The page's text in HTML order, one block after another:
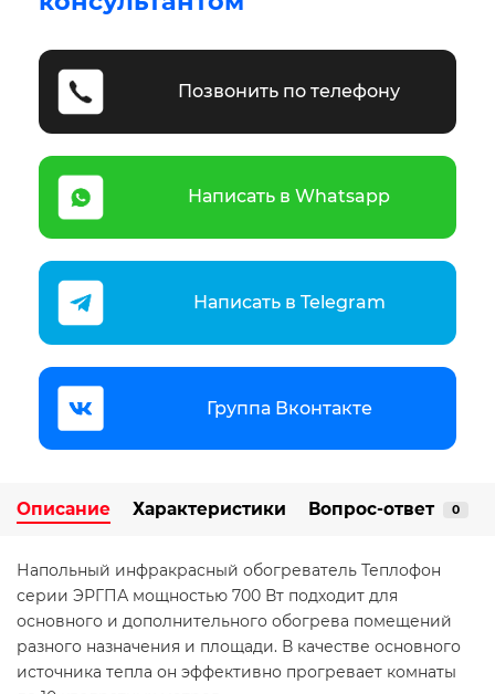
Позвонить по телефону
Написать в Whatsapp
Написать в Telegram
Группа Вконтакте
Описание Характеристики Вопрос-ответ 0
Напольный инфракрасный обогреватель Теплофон
серии ЭРГПА мощностью 700 Вт подходит для
основного и дополнительного обогрева помещений
разного назначения и площади. В качестве основного
источника тепла он эффективно прогревает комнаты